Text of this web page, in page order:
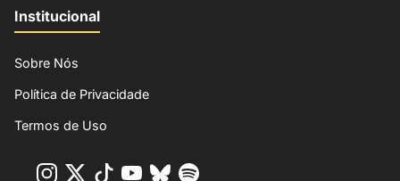
Institucional
Sobre Nós
Política de Privacidade
Termos de Uso